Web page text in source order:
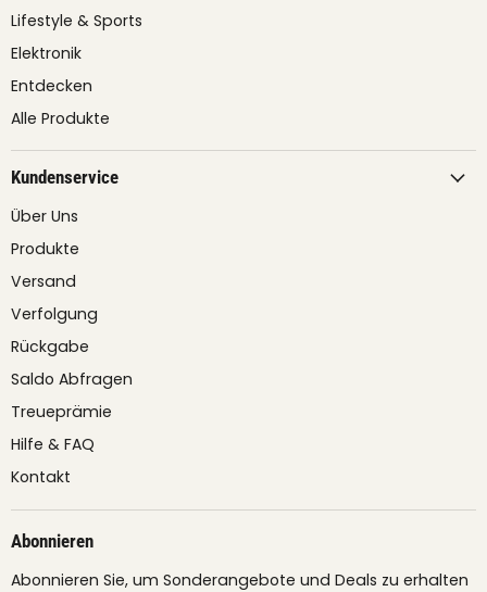
Lifestyle & Sports
Elektronik
Entdecken
Alle Produkte
Kundenservice
Über Uns
Produkte
Versand
Verfolgung
Rückgabe
Saldo Abfragen
Treueprämie
Hilfe & FAQ
Kontakt
Abonnieren
Abonnieren Sie, um Sonderangebote und Deals zu erhalten